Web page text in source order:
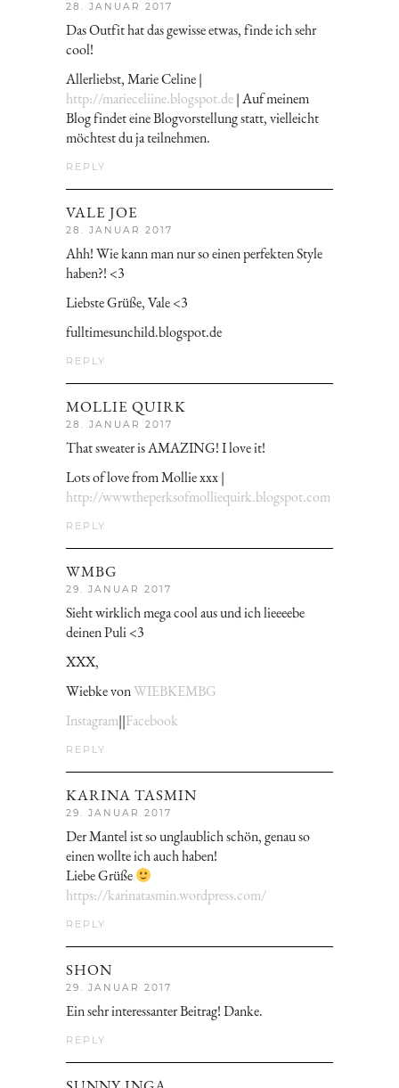
28. JANUAR 2017
Das Outfit hat das gewisse etwas, finde ich sehr
cool!
Allerliebst, Marie Celine |
http://marieceliine.blogspot.de| Auf meinem
Blog findet eine Blogvorstellung statt, vielleicht
möchtest du ja teilnehmen.
REPLY
VALE JOE
28. JANUAR 2017
Ahh! Wie kann man nur so einen perfekten Style
haben?! <3
Liebste Grüße, Vale <3
fulltimesunchild.blogspot.de
REPLY
MOLLIE QUIRK
28. JANUAR 2017
That sweater is AMAZING! I love it!
Lots of love from Mollie xxx |
http://wwwtheperksofmolliequirk.blogspot.com
REPLY
WMBG
29. JANUAR 2017
Sieht wirklich mega cool aus und ich lieeeebe
deinen Puli <3
XXX,
Wiebke vonWIEBKEMBG
Instagram||Facebook
REPLY
KARINA TASMIN
29. JANUAR 2017
Der Mantel ist so unglaublich schön, genau so
einen wollte ich auch haben!
Liebe Grüße
https://karinatasmin.wordpress.com/
REPLY
SHON
29. JANUAR 2017
Ein sehr interessanter Beitrag! Danke.
REPLY